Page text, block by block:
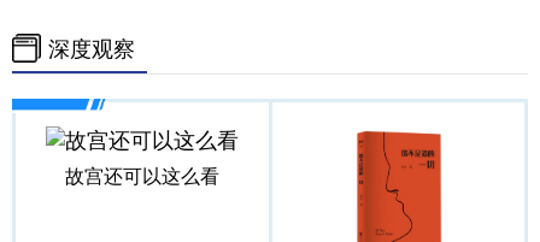
深度观察
故宫还可以这么看